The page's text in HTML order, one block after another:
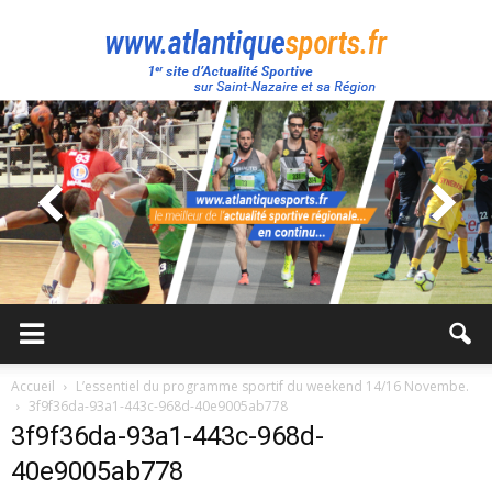
Atlantique
Sport
Accueil
L’essentiel du programme sportif du weekend 14/16 Novembe.
3f9f36da-93a1-443c-968d-40e9005ab778
3f9f36da-93a1-443c-968d-
40e9005ab778